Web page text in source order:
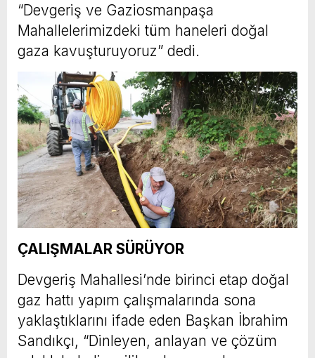
“Devgeriş ve Gaziosmanpaşa
Mahallelerimizdeki tüm haneleri doğal
gaza kavuşturuyoruz” dedi.
ÇALIŞMALAR SÜRÜYOR
Devgeriş Mahallesi’nde birinci etap doğal
gaz hattı yapım çalışmalarında sona
yaklaştıklarını ifade eden Başkan İbrahim
Sandıkçı, “Dinleyen, anlayan ve çözüm